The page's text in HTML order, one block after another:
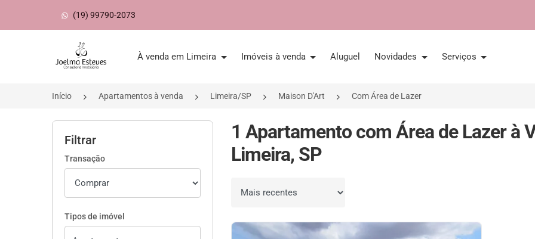
(19) 99790-2073
Página inicial
À venda em Limeira Imóveis à venda Aluguel Novidades Serviços
Início Apartamentos à venda Limeira/SP Maison D'Art Com Área de Lazer
Filtrar
Transação
Tipos de imóvel
1 Apartamento com Área de Lazer à
Limeira, SP
Ordenar por